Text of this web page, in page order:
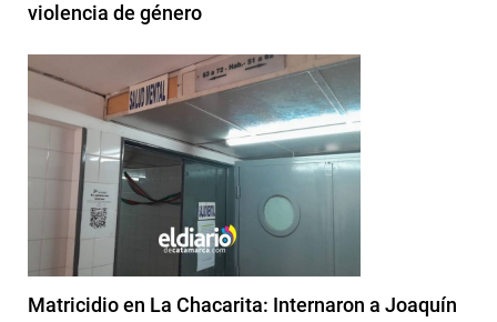
violencia de género
Matricidio en La Chacarita: Internaron a Joaquín